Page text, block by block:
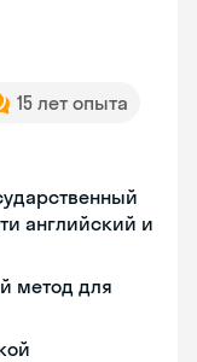
15 лет опыта
английский и
метод для